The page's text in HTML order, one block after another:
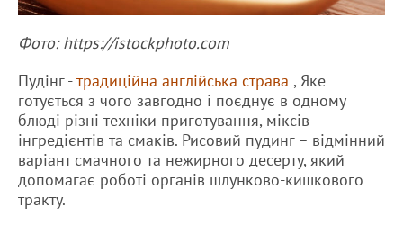
Фото: https://istockphoto.com
Пудінг -традиційна англійська страва , Яке
готується з чого завгодно і поєднує в одному
блюді різні техніки приготування, міксів
інгредієнтів та смаків. Рисовий пудинг – відмінний
варіант смачного та нежирного десерту, який
допомагає роботі органів шлунково-кишкового
тракту.